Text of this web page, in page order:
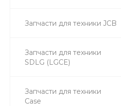
Запчасти для техники JCB
Запчасти для техники
SDLG (LGCE)
Запчасти для техники
Case